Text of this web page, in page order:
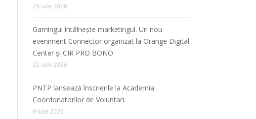
29 iulie 2026
Gamingul întâlnește marketingul. Un nou
eveniment Connector organizat la Orange Digital
Center și CIR PRO BONO
22 iulie 2026
PNTP lansează înscrierile la Academia
Coordonatorilor de Voluntari.
9 iulie 2026